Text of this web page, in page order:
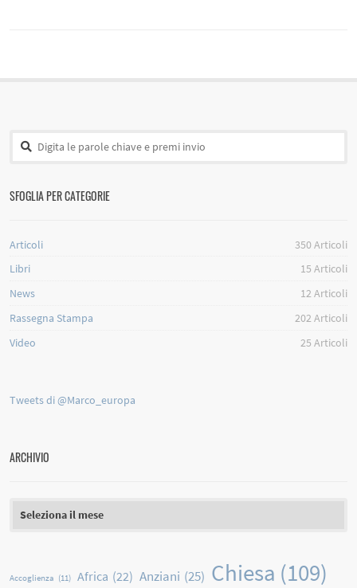
SFOGLIA PER CATEGORIE
Articoli 350Articoli
Libri
15 Articoli
News
12Articoli
Rassegna Stampa
202Articoli
Video
25 Articoli
Tweets di @Marco_europa
ARCHIVIO
Accoglienza (11) Africa (22) Anziani (25) Chiesa (109)